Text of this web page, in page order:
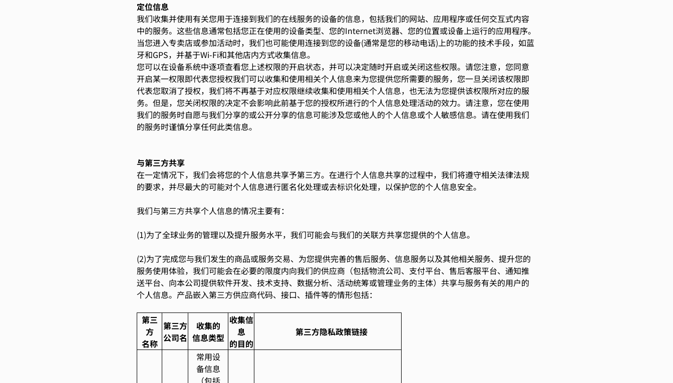
定位信息
我们收集并使用有关您用于连接到我们的在线服务的设备的信息，包括我们的网站、应用程序或任何交互式内容
中的服务。这些信息通常包括您正在使用的设备类型、您的Internet浏览器、您的位置或设备上运行的应用程序。
当您进入专卖店或参加活动时，我们也可能使用连接到您的设备(通常是您的移动电话)上的功能的技术手段，如蓝
牙和GPS，并基于Wi-Fi和其他店内方式收集信息。
您可以在设备系统中逐项查看您上述权限的开启状态，并可以决定随时开启或关闭这些权限。请您注意，您同意
开启某一权限即代表您授权我们可以收集和使用相关个人信息来为您提供您所需要的服务，您一旦关闭该权限即
代表您取消了授权，我们将不再基于对应权限继续收集和使用相关个人信息，也无法为您提供该权限所对应的服
务。但是，您关闭权限的决定不会影响此前基于您的授权所进行的个人信息处理活动的效力。请注意，您在使用
我们的服务时自愿与我们分享的或公开分享的信息可能涉及您或他人的个人信息或个人敏感信息。请在使用我们
的服务时谨慎分享任何此类信息。
与第三方共享
在一定情况下，我们会将您的个人信息共享予第三方。在进行个人信息共享的过程中，我们将遵守相关法律法规
的要求，并尽最大的可能对个人信息进行匿名化处理或去标识化处理，以保护您的个人信息安全。
我们与第三方共享个人信息的情况主要有：
(1)为了全球业务的管理以及提升服务水平，我们可能会与我们的关联方共享您提供的个人信息。
(2)为了完成您与我们发生的商品或服务交易、为您提供完善的售后服务、信息服务以及其他相关服务、提升您的
服务使用体验，我们可能会在必要的限度内向我们的供应商（包括物流公司、支付平台、售后客服平台、通知推
送平台、向本公司提供软件开发、技术支持、数据分析、活动统筹或管理业务的主体）共享与服务有关的用户的
个人信息。产品嵌入第三方供应商代码、接口、插件等的情形包括：
第三
方
名称
第三方
公司名
收集的
信息类型
收集信
息
的目的
第三方隐私政策链接
常用设
备信息
（包括